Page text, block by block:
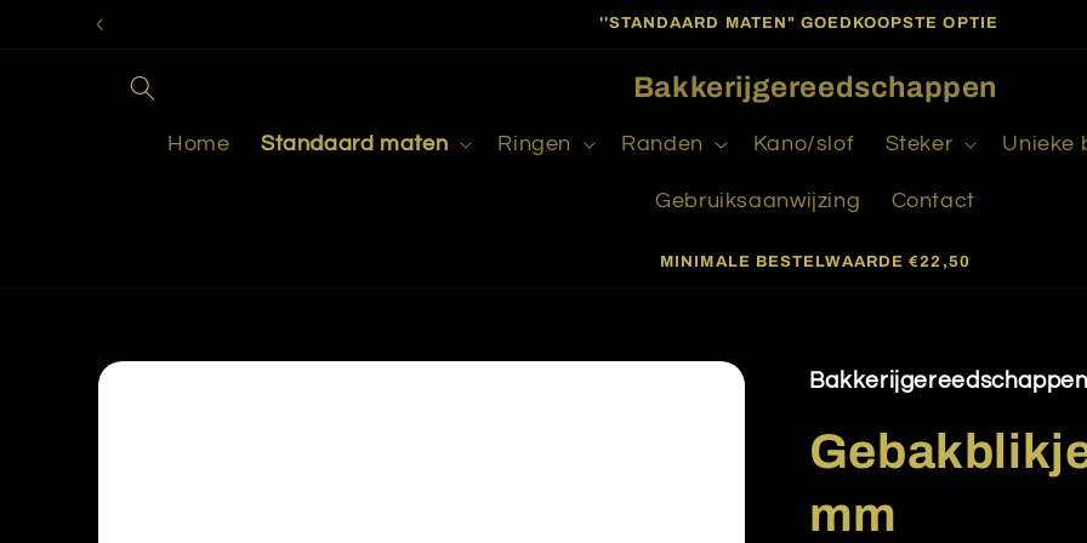
naar de
''STANDAARD MATEN" GOEDKOOPSTE OPTIE
Bakkerijgereedschappen
Home Standaard maten Ringen Randen Kano/slof Steker Unieke
Gebruiksaanwijzing Contact
MINIMALE BESTELWAARDE €22,50
Ga direct naar
Bakkerijgereedschappen
mm